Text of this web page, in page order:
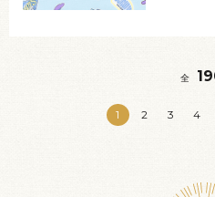
全
1 2 3 4